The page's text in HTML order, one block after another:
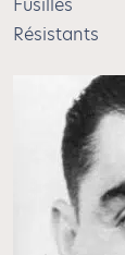
Fusillés
Résistants